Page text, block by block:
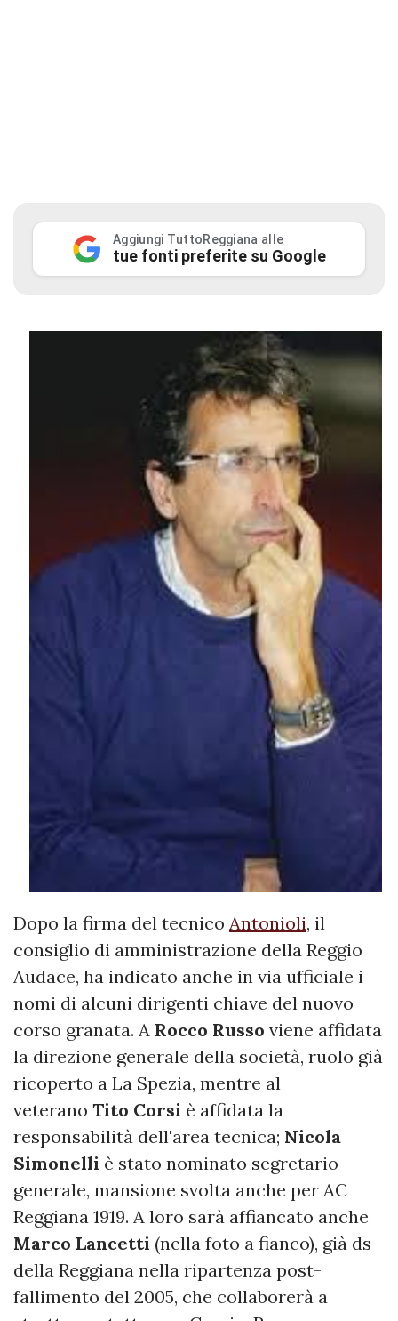
Aggiungi TuttoReggiana alle
tue fonti preferite su Google
Dopo la firma del tecnico Antonioli, il
consiglio di amministrazione della Reggio
Audace, ha indicato anche in via ufficiale i
nomi di alcuni dirigenti chiave del nuovo
corso granata. A Rocco Russo viene affidata
la direzione generale della società, ruolo già
ricoperto a La Spezia, mentre al
veterano Tito Corsi è affidata la
responsabilità dell'area tecnica; Nicola
Simonelli è stato nominato segretario
generale, mansione svolta anche per AC
Reggiana 1919. A loro sarà affiancato anche
Marco Lancetti (nella foto a fianco), già ds
della Reggiana nella ripartenza post-
fallimento del 2005, che collaborerà a